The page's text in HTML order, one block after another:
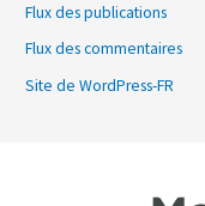
Flux des publications
Flux des commentaires
Site de WordPress-FR